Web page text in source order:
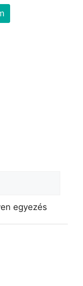
egyezés